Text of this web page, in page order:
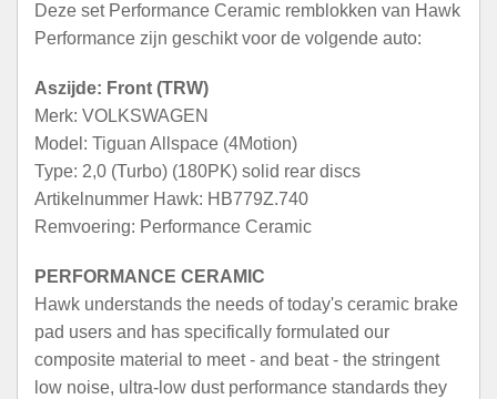
Deze set Performance Ceramic remblokken van Hawk
Performance zijn geschikt voor de volgende auto:
Aszijde: Front (TRW)
Merk: VOLKSWAGEN
Model: Tiguan Allspace (4Motion)
Type: 2,0 (Turbo) (180PK) solid rear discs
Artikelnummer Hawk: HB779Z.740
Remvoering: Performance Ceramic
PERFORMANCE CERAMIC
Hawk understands the needs of today's ceramic brake
pad users and has specifically formulated our
composite material to meet - and beat - the stringent
low noise, ultra-low dust performance standards they